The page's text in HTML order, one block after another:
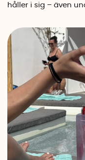
håller i sig – även